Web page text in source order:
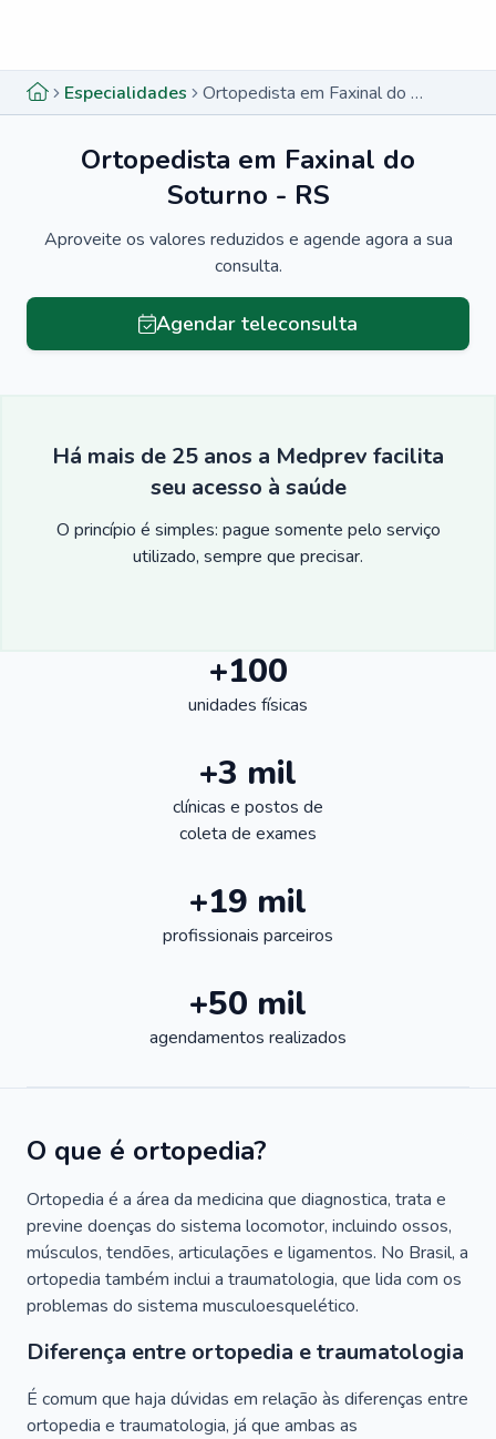
Especialidades Ortopedista em Faxinal do Soturno - RS
Ortopedista em Faxinal do
Soturno - RS
Aproveite os valores reduzidos e agende agora a sua
consulta.
Agendar teleconsulta
Há mais de 25 anos a Medprev facilita
seu acesso à saúde
O princípio é simples: pague somente pelo serviço
utilizado, sempre que precisar.
+100
unidades físicas
+3 mil
clínicas e postos de
coleta de exames
+19 mil
profissionais parceiros
+50 mil
agendamentos realizados
O que é ortopedia?
Ortopedia é a área da medicina que diagnostica, trata e
previne doenças do sistema locomotor, incluindo ossos,
músculos, tendões, articulações e ligamentos. No Brasil, a
ortopedia também inclui a traumatologia, que lida com os
problemas do sistema musculoesquelético.
Diferença entre ortopedia e traumatologia
É comum que haja dúvidas em relação às diferenças entre
ortopedia e traumatologia, já que ambas as